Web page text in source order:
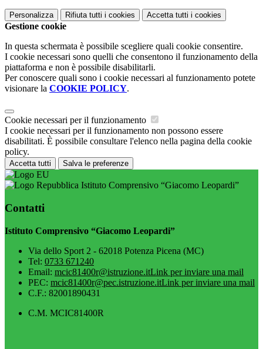
Personalizza Rifiuta tutti i cookies Accetta tutti i cookies
Gestione cookie
In questa schermata è possibile scegliere quali cookie consentire.
I cookie necessari sono quelli che consentono il funzionamento della
piattaforma e non è possibile disabilitarli.
Per conoscere quali sono i cookie necessari al funzionamento potete
visionare la COOKIE POLICY.
Cookie necessari per il funzionamento
I cookie necessari per il funzionamento non possono essere
disabilitati. È possibile consultare l'elenco nella pagina della cookie
policy.
Accetta tutti Salva le preferenze
Istituto Comprensivo “Giacomo Leopardi”
Contatti
Istituto Comprensivo “Giacomo Leopardi”
Via dello Sport 2 - 62018 Potenza Picena (MC)
Tel: 0733 671240
Email: mcic81400r@istruzione.itLink per inviare una mail
PEC: mcic81400r@pec.istruzione.itLink per inviare una mail
C.F.: 82001890431
C.M. MCIC81400R